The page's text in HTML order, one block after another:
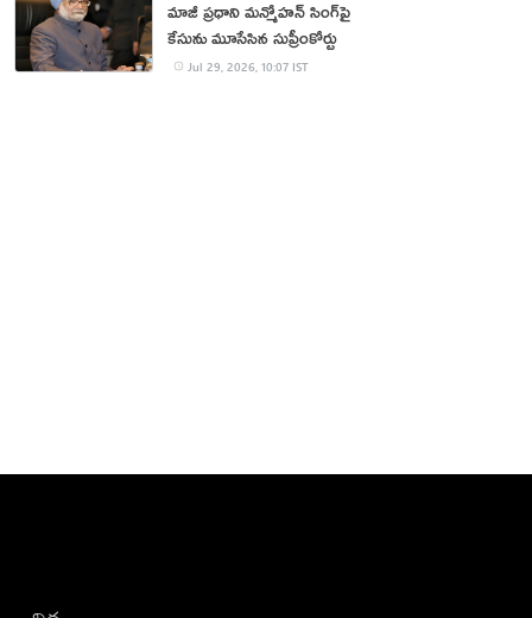
మాజీ ప్రధాని మన్మోహన్ సింగ్‌పై
కేసును మూసేసిన సుప్రీంకోర్టు
Jul 29, 2026, 10:07 IST